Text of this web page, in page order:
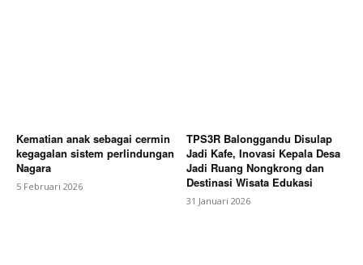
Kematian anak sebagai cermin
kegagalan sistem perlindungan
Nagara
5 Februari 2026
TPS3R Balonggandu Disulap
Jadi Kafe, Inovasi Kepala Desa
Jadi Ruang Nongkrong dan
Destinasi Wisata Edukasi
31 Januari 2026